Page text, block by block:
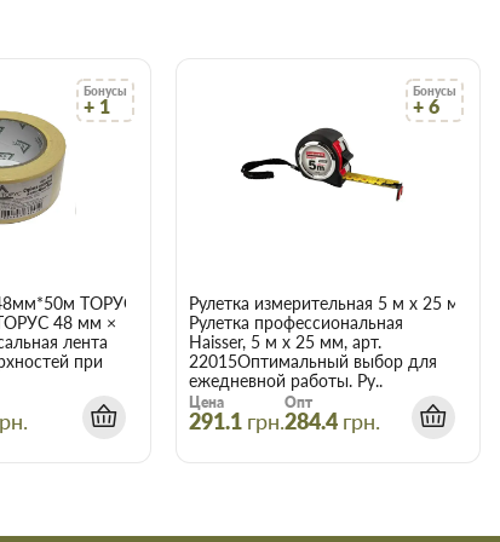
недорого для
Торус можно купить по
Вам время.
а для этого заключаем
широким ассортиментом.
цене и качеству, всегда можно
менеджером.
вовремя и точно по
Бонусы
+ 1
ТОРУС 056
48 мм ×
лента
при
Бонусы
+ 6
Рулетка измерительная 5 м x 25 мм
Рулетка профессиональная
Haisser, 5 м x 25 мм, арт.
22015Оптимальный выбор для
ежедневной работы. Ру..
Цена
291.1 грн.
Опт
284.4 грн.